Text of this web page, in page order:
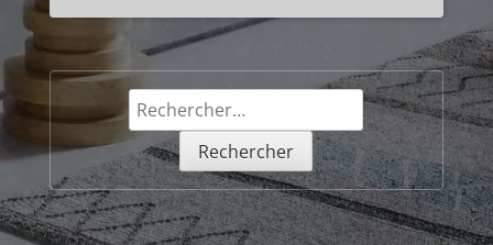
Rechercher :